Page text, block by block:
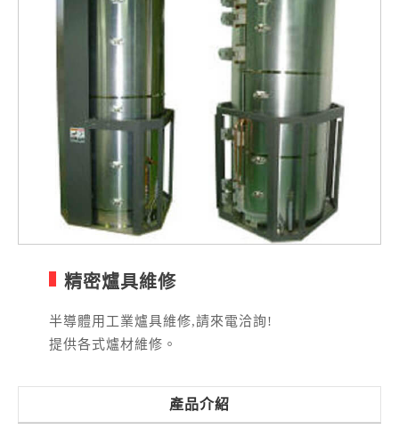
精密爐具維修
半導體用工業爐具維修,請來電洽詢!
提供各式爐材維修。
產品介紹